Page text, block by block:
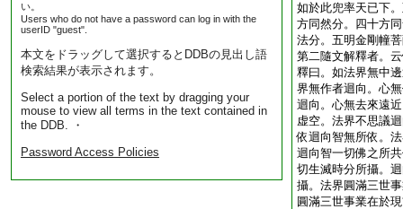
い。
Users who do not have a password can log in with the
userID "guest".
本文をドラッグして選択するとDDBの見出し語
検索結果が表示されます。
Select a portion of the text by dragging your
mouse to view all terms in the text contained in
the DDB. ・
Password Access Policies
如於此兜率天已下
方同然分。四十方
法分。五明金剛幢
第二隨文解釋者。
釋曰。如法界無中
界無作者迴向。心
迴向。心無去來遠
虚空。法界不思議
依迴向智無所依。
迴向智一切佛之所
切生滅時分所攝。
攝。法界圓滿三世
圓滿三世事業在於